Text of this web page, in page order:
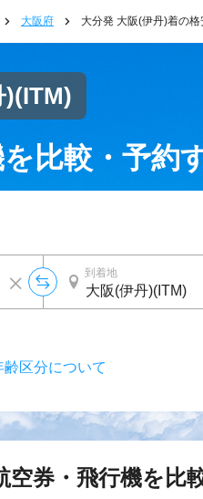
大阪府 大分発 大阪(伊丹)着の
)(ITM)
比較・予約
到着地
齢区分について
空券・飛行機を比